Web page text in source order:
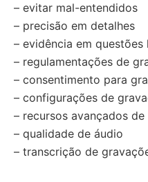
– evitar mal-entendidos
– precisão em detalhes
– evidência em questões
– regulamentações de
– consentimento para
– configurações de
– recursos avançados
– qualidade de áudio
– transcrição de